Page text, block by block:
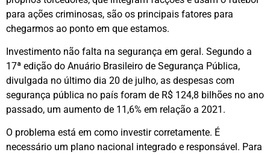
para ações criminosas, são os principais fatores para
chegarmos ao ponto em que estamos.
Investimento não falta na segurança em geral. Segundo a
17ª edição do Anuário Brasileiro de Segurança Pública,
divulgada no último dia 20 de julho, as despesas com
segurança pública no país foram de R$ 124,8 bilhões no ano
passado, um aumento de 11,6% em relação a 2021.
O problema está em como investir corretamente. É
necessário um plano nacional integrado e responsável. Para